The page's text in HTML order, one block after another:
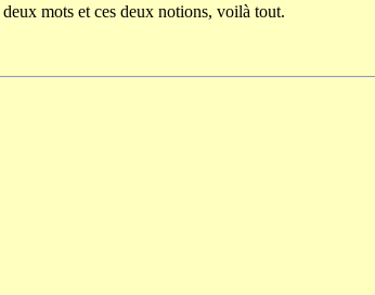
mots et ces deux notions, voilà tout.